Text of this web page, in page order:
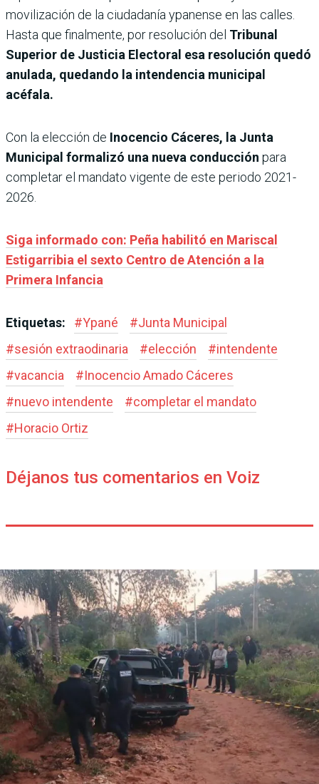
movilización de la ciudadanía ypanense en las calles.
Hasta que finalmente, por resolución del Tribunal
Superior de Justicia Electoral esa resolución quedó
anulada, quedando la intendencia municipal
acéfala.
Con la elección de Inocencio Cáceres, la Junta
Municipal formalizó una nueva conducción para
completar el mandato vigente de este periodo 2021-
2026.
Siga informado con: Peña habilitó en Mariscal
Estigarribia el sexto Centro de Atención a la
Primera Infancia
Etiquetas: #Ypané #Junta Municipal
#sesión extraodinaria #elección #intendente
#vacancia #Inocencio Amado Cáceres
#nuevo intendente #completar el mandato
#Horacio Ortiz
Déjanos tus comentarios en Voiz